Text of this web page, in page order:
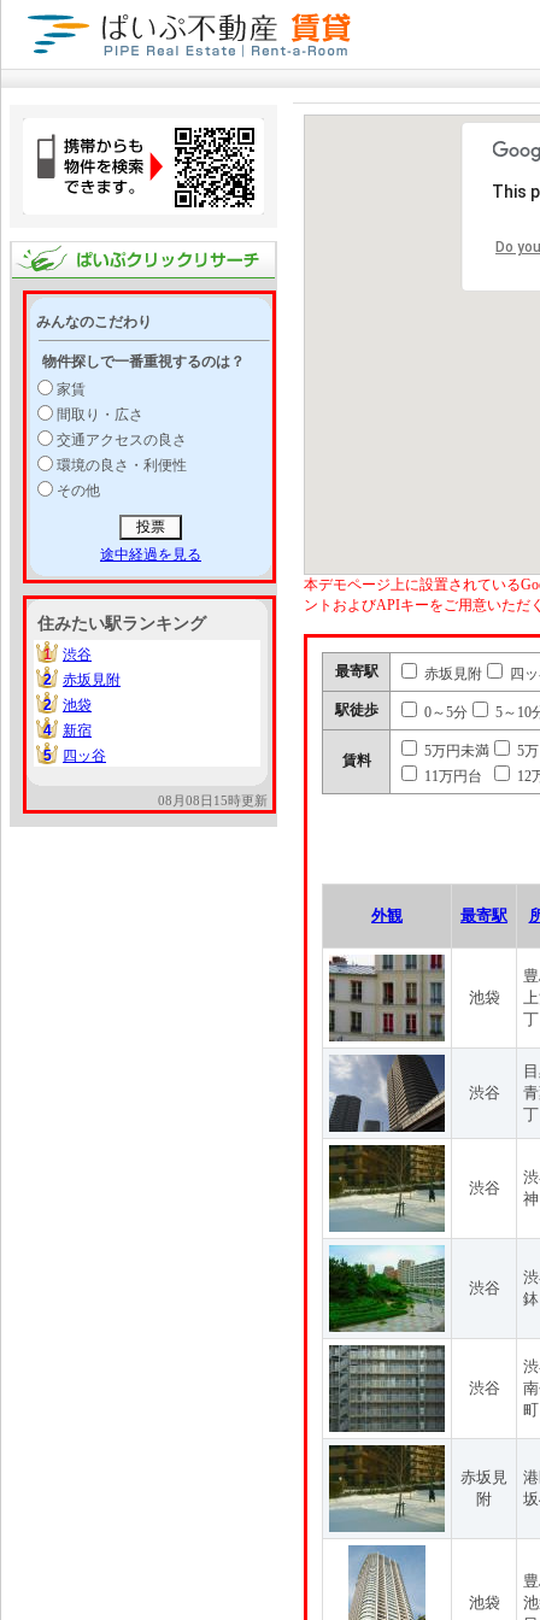
みんなのこだわり
物件探しで一番重視するのは？
家賃
間取り・広さ
交通アクセスの良さ
環境の良さ・利便性
その他
途中経過を見る
住みたい駅ランキング
1
1
渋谷
2
2
赤坂見附
2
2
池袋
4
4
新宿
5
5 四ッ谷
08月08日15時更新
This
Do
本デモページ上に設置されている
ントおよびAPIキーをご用意いただ
最寄駅 赤坂見附 四
駅徒歩 0～5分 5～10
賃料
5万円未満
5
11万円台
12
外観 最寄駅
池袋
渋谷
渋谷
渋谷
渋谷
赤坂見
附
池袋